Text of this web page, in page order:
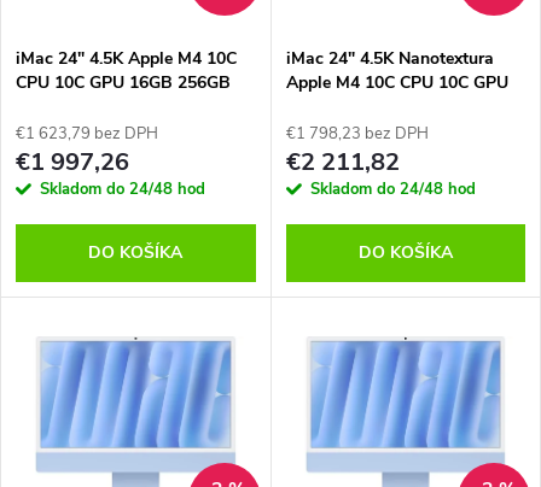
e
p
r
d
k
s
p
r
o
d
u
iMac 24" 4.5K Apple M4 10C
CPU 10C GPU 16GB 256GB
€1 623,79 bez DPH
€1 997,26
Skladom do 24/48 hod
DO KOŠÍKA
iMac 24" 4.5K Nanotextura
Apple M4 10C CPU 10C GPU
MD3H4SL/A
€1 798,23 bez DPH
€2 211,82
Skladom do 24/48 hod
DO KOŠÍKA